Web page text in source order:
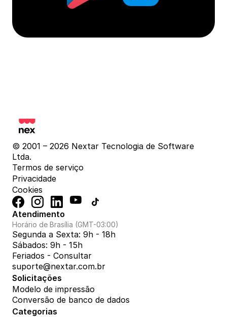
© 2001 – 2026 Nextar Tecnologia de Software
Ltda.
Termos de serviço
Privacidade
Cookies
Atendimento
Horário de Brasília (GMT-03:00)
Segunda a Sexta: 9h - 18h
Sábados: 9h - 15h
Feriados - Consultar
suporte@nextar.com.br
Solicitações
Modelo de impressão
Conversão de banco de dados
Categorias